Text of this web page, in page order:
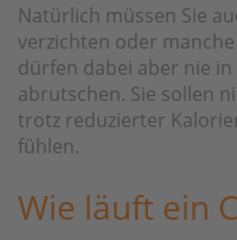
Natürlich müssen Sie
verzichten oder
dürfen dabei aber nie
abrutschen. Sie sollen
trotz reduzierter
fühlen.
Wie läuft ein